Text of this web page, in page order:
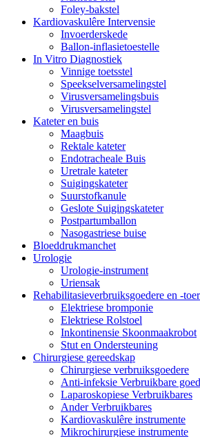
Foley-bakstel
Kardiovaskulêre Intervensie
Invoerderskede
Ballon-inflasietoestelle
In Vitro Diagnostiek
Vinnige toetsstel
Speekselversamelingstel
Virusversamelingsbuis
Virusversamelingstel
Kateter en buis
Maagbuis
Rektale kateter
Endotracheale Buis
Uretrale kateter
Suigingskateter
Suurstofkanule
Geslote Suigingskateter
Postpartumballon
Nasogastriese buise
Bloeddrukmanchet
Urologie
Urologie-instrument
Uriensak
Rehabilitasieverbruiksgoedere en -
Elektriese bromponie
Elektriese Rolstoel
Inkontinensie Skoonmaakrobot
Stut en Ondersteuning
Chirurgiese gereedskap
Chirurgiese verbruiksgoedere
Anti-infeksie Verbruikbare
Laparoskopiese Verbruikbares
Ander Verbruikbares
Kardiovaskulêre instrumente
Mikrochirurgiese instrumente